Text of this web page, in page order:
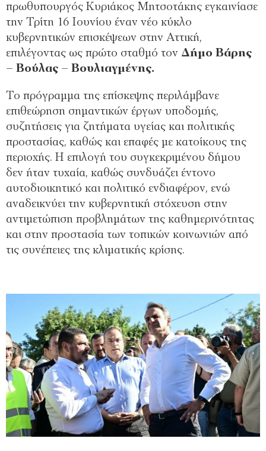
πρωθυπουργός Κυριάκος Μητσοτάκης εγκαινίασε
την Τρίτη 16 Ιουνίου έναν νέο κύκλο
κυβερνητικών επισκέψεων στην Αττική,
επιλέγοντας ως πρώτο σταθμό τον Δήμο Βάρης
– Βούλας – Βουλιαγμένης.
Το πρόγραμμα της επίσκεψης περιλάμβανε
επιθεώρηση σημαντικών έργων υποδομής,
συζητήσεις για ζητήματα υγείας και πολιτικής
προστασίας, καθώς και επαφές με κατοίκους της
περιοχής. Η επιλογή του συγκεκριμένου δήμου
δεν ήταν τυχαία, καθώς συνδυάζει έντονο
αυτοδιοικητικό και πολιτικό ενδιαφέρον, ενώ
αναδεικνύει την κυβερνητική στόχευση στην
αντιμετώπιση προβλημάτων της καθημερινότητας
και στην προστασία των τοπικών κοινωνιών από
τις συνέπειες της κλιματικής κρίσης.